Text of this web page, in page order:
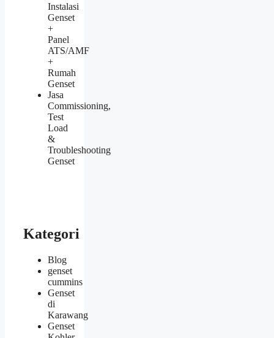
Instalasi
Genset
+
Panel
ATS/AMF
+
Rumah
Genset
Jasa
Commissioning,
Test
Load
&
Troubleshooting
Genset
Kategori
Blog
genset
cummins
Genset
di
Karawang
Genset